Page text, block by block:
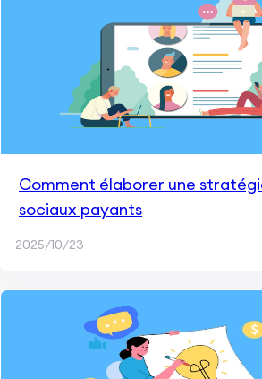
Comment élaborer une
sociaux payants
2025/10/23